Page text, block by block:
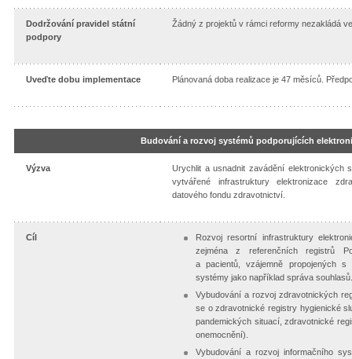
Dodržování pravidel státní
podpory
Žádný z projektů v rámci reformy nezakládá
Uveďte dobu implementace Plánovaná doba realizace je 47 měsíců.
Budování a rozvoj systémů podporujících
Výzva
Urychlit a usnadnit zavádění elektronických
vytvářené infrastruktury elektronizace
datového fondu zdravotnictví.
Cíl
Rozvoj resortní infrastruktury
zejména z referenčních registrů
a pacientů, vzájemně propojených s
systémy jako například správa souhlasů.
Vybudování a rozvoj zdravotnických
se o zdravotnické registry hygienické
pandemických situací, zdravotnické
onemocnění).
Vybudování a rozvoj informačního